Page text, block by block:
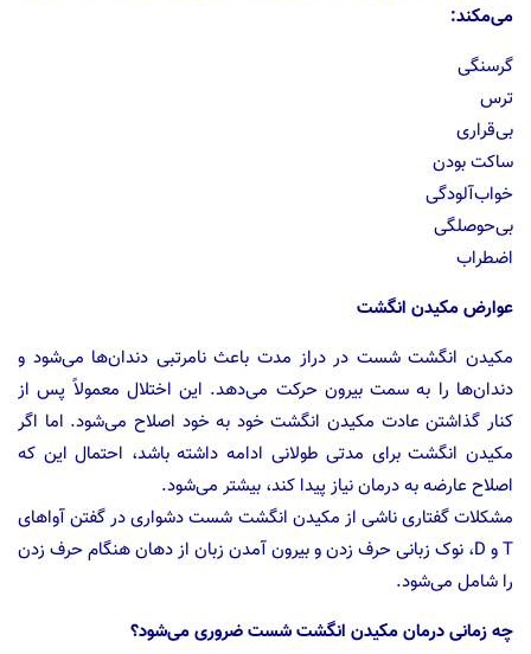
می‌مکند:
گرسنگی
ترس
بی‌قراری
ساکت بودن
خواب‌آلودگی
بی‌حوصلگی
اضطراب
عوارض مکیدن انگشت
مکیدن انگشت شست در دراز مدت باعث نامرتبی دندان‌ها می‌شود و
دندان‌ها را به سمت بیرون حرکت می‌دهد. این اختلال معمولاً پس از
کنار گذاشتن عادت مکیدن انگشت خود به خود اصلاح می‌شود. اما اگر
مکیدن انگشت برای مدتی طولانی ادامه داشته باشد، احتمال این که
اصلاح عارضه به درمان نیاز پیدا کند، بیشتر می‌شود.
مشکلات گفتاری ناشی از مکیدن انگشت شست دشواری در گفتن آواهای
T و D، نوک زبانی حرف زدن و بیرون آمدن زبان از دهان هنگام حرف زدن
را شامل می‌شود.
چه زمانی درمان مکیدن انگشت شست ضروری می‌شود؟